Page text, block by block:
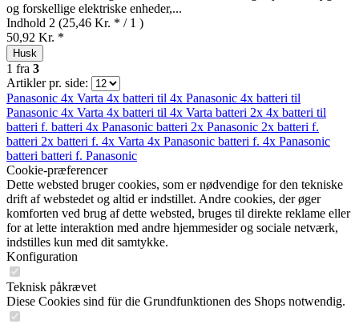
og forskellige elektriske enheder,...
Indhold 2 (25,46 Kr. * / 1 )
50,92 Kr. *
Husk
1 fra 3
Artikler pr. side:
Panasonic 4x Varta 4x batteri til 4x Panasonic 4x batteri til
Panasonic 4x Varta 4x batteri til 4x Varta batteri 2x 4x batteri til
batteri f. batteri 4x Panasonic batteri 2x Panasonic 2x batteri f.
batteri 2x batteri f. 4x Varta 4x Panasonic batteri f. 4x Panasonic
batteri batteri f. Panasonic
Cookie-præferencer
Dette websted bruger cookies, som er nødvendige for den tekniske
drift af webstedet og altid er indstillet. Andre cookies, der øger
komforten ved brug af dette websted, bruges til direkte reklame eller
for at lette interaktion med andre hjemmesider og sociale netværk,
indstilles kun med dit samtykke.
Konfiguration
Teknisk påkrævet
Diese Cookies sind für die Grundfunktionen des Shops notwendig.